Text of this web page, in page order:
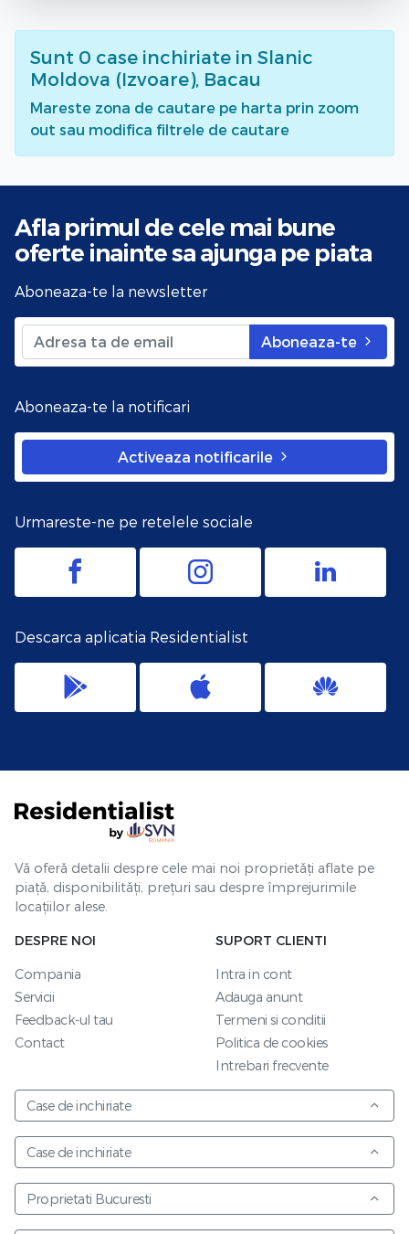
Sunt 0 case inchiriate in Slanic
Moldova (Izvoare), Bacau
Mareste zona de cautare pe harta prin zoom
out sau modifica filtrele de cautare
Afla primul de cele mai bune
oferte inainte sa ajunga pe piata
Aboneaza-te la newsletter
Aboneaza-te
Aboneaza-te la notificari
Activeaza notificarile
Urmareste-ne pe retelele sociale
Descarca aplicatia Residentialist
Vă oferă detalii despre cele mai noi proprietăți aflate pe
piață, disponibilități, prețuri sau despre împrejurimile
locațiilor alese.
DESPRE NOI
Compania
Servicii
Feedback-ul tau
Contact
SUPORT CLIENTI
Intra in cont
Adauga anunt
Termeni si conditii
Politica de cookies
Intrebari frecvente
Case de inchiriate
Case de inchiriate
Proprietati Bucuresti